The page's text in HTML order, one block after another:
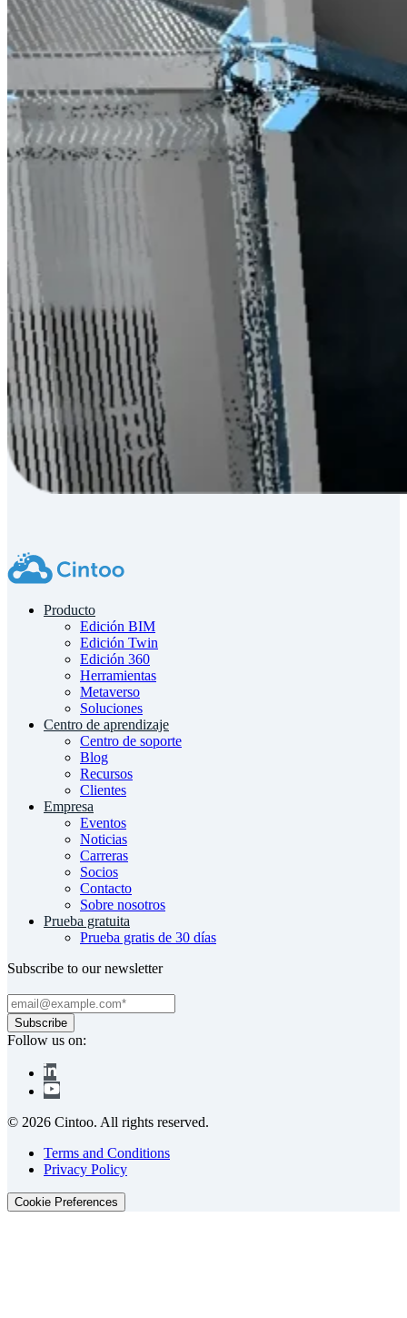
Producto
Edición BIM
Edición Twin
Edición 360
Herramientas
Metaverso
Soluciones
Centro de aprendizaje
Centro de soporte
Blog
Recursos
Clientes
Empresa
Eventos
Noticias
Carreras
Socios
Contacto
Sobre nosotros
Prueba gratuita
Prueba gratis de 30 días
Subscribe to our newsletter
Follow us on:
© 2026 Cintoo. All rights reserved.
Terms and Conditions
Privacy Policy
Cookie Preferences